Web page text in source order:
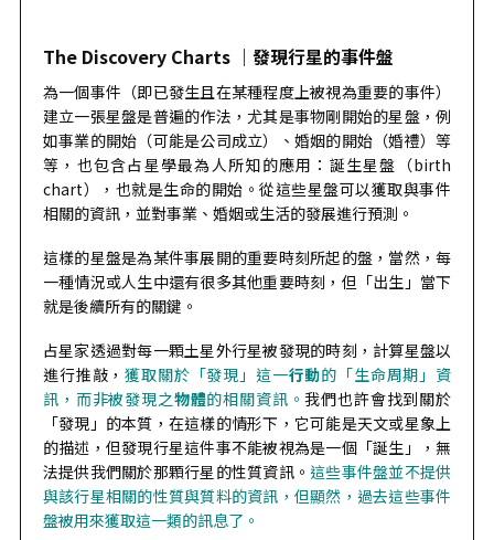
The Discovery Charts ｜發現行星的事件盤
為一個事件（即已發生且在某種程度上被視為重要的事件）
建立一張星盤是普遍的作法，尤其是事物剛開始的星盤，例
如事業的開始（可能是公司成立）、婚姻的開始（婚禮）等
等，也包含占星學最為人所知的應用：誕生星盤（birth
chart），也就是生命的開始。從這些星盤可以獲取與事件
相關的資訊，並對事業、婚姻或生活的發展進行預測。
這樣的星盤是為某件事展開的重要時刻所起的盤，當然，每
一種情況或人生中還有很多其他重要時刻，但「出生」當下
就是後續所有的關鍵。
占星家透過對每一顆土星外行星被發現的時刻，計算星盤以
進行推敲，獲取關於「發現」這一行動的「生命周期」資
訊，而非被發現之物體的相關資訊。我們也許會找到關於
「發現」的本質，在這樣的情形下，它可能是天文或星象上
的描述，但發現行星這件事不能被視為是一個「誕生」，無
法提供我們關於那顆行星的性質資訊。這些事件盤並不提供
與該行星相關的性質與質料的資訊，但顯然，過去這些事件
盤被用來獲取這一類的訊息了。